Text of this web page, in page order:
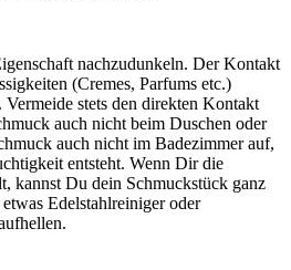
nachzudunkeln. Der Kontakt
(Cremes, Parfums etc.)
Vermeide stets den direkten Kontakt
auch nicht beim Duschen oder
auch nicht im Badezimmer auf,
entsteht. Wenn Dir die
kannst Du dein Schmuckstück ganz
Edelstahlreiniger oder